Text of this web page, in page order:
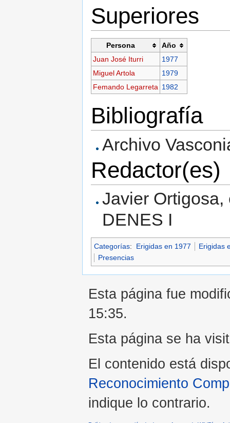
Superiores
Persona
Año
Juan José Iturri
1977
Miguel Artola
1979
Femando Legarreta 1982
Bibliografía
Archivo
Redactor(es)
Javier
DENES I
Categorías: Erigidas en 1977
Erigidas
Presencias
Esta página fue
15:35.
Esta página se ha
El contenido está
Reconocimiento
indique lo contrario.